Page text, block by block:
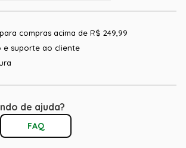
compras acima de R$ 249,99
e suporte ao cliente
de ajuda?
FAQ